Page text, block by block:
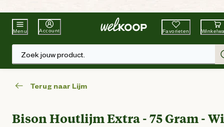
Beste WinkelketenTuin & Dier
Menu Account Favorieten
Zoek jouw product.
Terug naar Lijm
Bison Houtlijm Extra - 75 Gram -